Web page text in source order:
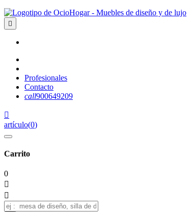

Profesionales
Contacto
call900649209

artículo(0)
Carrito
0

